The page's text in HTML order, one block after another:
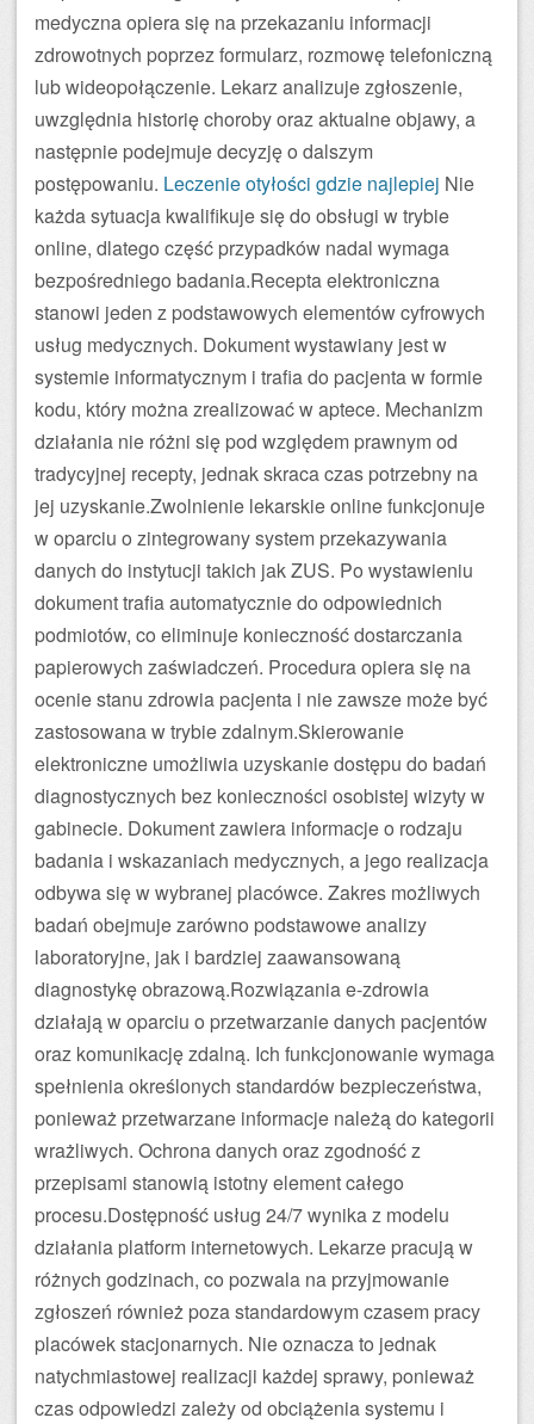
medyczna opiera się na przekazaniu informacji
zdrowotnych poprzez formularz, rozmowę telefoniczną
lub wideopołączenie. Lekarz analizuje zgłoszenie,
uwzględnia historię choroby oraz aktualne objawy, a
następnie podejmuje decyzję o dalszym
postępowaniu. Leczenie otyłości gdzie najlepiej Nie
każda sytuacja kwalifikuje się do obsługi w trybie
online, dlatego część przypadków nadal wymaga
bezpośredniego badania.Recepta elektroniczna
stanowi jeden z podstawowych elementów cyfrowych
usług medycznych. Dokument wystawiany jest w
systemie informatycznym i trafia do pacjenta w formie
kodu, który można zrealizować w aptece. Mechanizm
działania nie różni się pod względem prawnym od
tradycyjnej recepty, jednak skraca czas potrzebny na
jej uzyskanie.Zwolnienie lekarskie online funkcjonuje
w oparciu o zintegrowany system przekazywania
danych do instytucji takich jak ZUS. Po wystawieniu
dokument trafia automatycznie do odpowiednich
podmiotów, co eliminuje konieczność dostarczania
papierowych zaświadczeń. Procedura opiera się na
ocenie stanu zdrowia pacjenta i nie zawsze może być
zastosowana w trybie zdalnym.Skierowanie
elektroniczne umożliwia uzyskanie dostępu do badań
diagnostycznych bez konieczności osobistej wizyty w
gabinecie. Dokument zawiera informacje o rodzaju
badania i wskazaniach medycznych, a jego realizacja
odbywa się w wybranej placówce. Zakres możliwych
badań obejmuje zarówno podstawowe analizy
laboratoryjne, jak i bardziej zaawansowaną
diagnostykę obrazową.Rozwiązania e-zdrowia
działają w oparciu o przetwarzanie danych pacjentów
oraz komunikację zdalną. Ich funkcjonowanie wymaga
spełnienia określonych standardów bezpieczeństwa,
ponieważ przetwarzane informacje należą do kategorii
wrażliwych. Ochrona danych oraz zgodność z
przepisami stanowią istotny element całego
procesu.Dostępność usług 24/7 wynika z modelu
działania platform internetowych. Lekarze pracują w
różnych godzinach, co pozwala na przyjmowanie
zgłoszeń również poza standardowym czasem pracy
placówek stacjonarnych. Nie oznacza to jednak
natychmiastowej realizacji każdej sprawy, ponieważ
czas odpowiedzi zależy od obciążenia systemu i